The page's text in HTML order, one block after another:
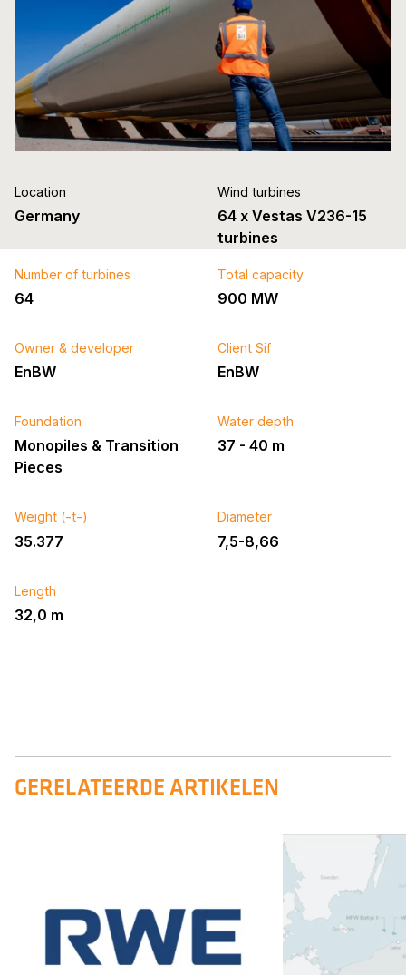
Location
Germany
Wind turbines
64 x Vestas V236-15
turbines
Number of turbines
64
Total capacity
900 MW
Owner & developer
EnBW
Client Sif
EnBW
Foundation
Monopiles & Transition
Pieces
Water depth
37 - 40 m
Weight (-t-)
35.377
Diameter
7,5-8,66
Length
32,0 m
GERELATEERDE ARTIKELEN